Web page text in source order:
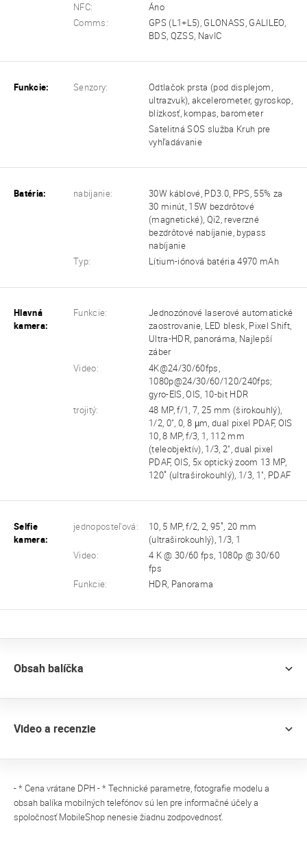
NFC:
Áno
Comms:
GPS (L1+L5), GLONASS, GALILEO,
BDS, QZSS, NavIC
Funkcie: Senzory:
Odtlačok prsta (pod displejom,
ultrazvuk), akcelerometer, gyroskop,
blízkosť, kompas, barometer
Satelitná SOS služba Kruh pre
vyhľadávanie
Batéria: nabíjanie:
30W káblové, PD3.0, PPS, 55% za
30 minút, 15W bezdrôtové
(magnetické), Qi2, reverzné
bezdrôtové nabíjanie, bypass
nabíjanie
Typ:
Lítium-iónová batéria 4970 mAh
Hlavná
kamera:
Funkcie:
Jednozónové laserové automatické
zaostrovanie, LED blesk, Pixel Shift,
Ultra-HDR, panoráma, Najlepší
záber
Video:
4K@24/30/60fps,
1080p@24/30/60/120/240fps;
gyro-EIS, OIS, 10-bit HDR
trojitý:
48 MP, f/1, 7, 25 mm (širokouhlý),
1/2, 0", 0, 8 µm, dual pixel PDAF, OIS
10, 8 MP, f/3, 1, 112 mm
(teleobjektív), 1/3, 2", dual pixel
PDAF, OIS, 5x optický zoom 13 MP,
120˚ (ultraširokouhlý), 1/3, 1", PDAF
Selfie
kamera:
jednoposteľová:
10, 5 MP, f/2, 2, 95˚, 20 mm
(ultraširokouhlý), 1/3, 1
Video:
4 K @ 30/60 fps, 1080p @ 30/60
fps
Funkcie:
HDR, Panorama
Obsah balíčka
Video a recenzie
- * Cena vrátane DPH - * Technické parametre, fotografie modelu a
obsah balíka mobilných telefónov sú len pre informačné účely a
spoločnosť MobileShop nenesie žiadnu zodpovednosť.